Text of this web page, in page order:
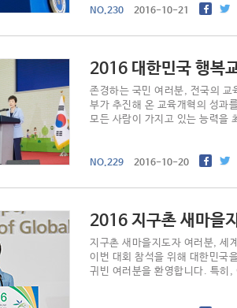
NO.230 016-10-21
016 대한민국 행복
존경하는 국민 여러분, 전국의
부가 추진해 온 교육개혁의 성과
모든 사람이 가지고 있는 능력을
NO.229 016-10-20
016 지구촌 새마을
지구촌 새마을지도자 여러분, 세
이번 대회 참석을 위해 대한민국
귀빈 여러분을 환영합니다. 특히